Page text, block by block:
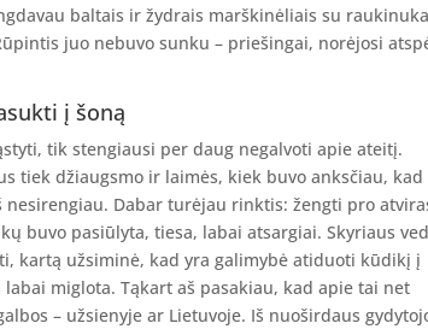
baltais ir žydrais marškinėliais su
juo nebuvo sunku – priešingai, norėjosi
į šoną
tik stengiausi per daug negalvoti apie ateitį.
tiek džiaugsmo ir laimės, kiek buvo anksčiau, kad
Dabar turėjau rinktis: žengti pro
buvo pasiūlyta, tiesa, labai atsargiai. Skyriaus
kartą užsiminė, kad yra galimybė atiduoti kūdikį į
miglota. Tąkart aš pasakiau, kad apie tai net
– užsienyje ar Lietuvoje. Iš nuoširdaus